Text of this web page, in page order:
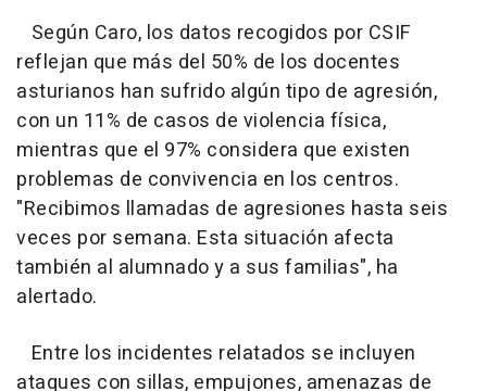
Según Caro, los datos recogidos por CSIF
reflejan que más del 50% de los docentes
asturianos han sufrido algún tipo de agresión,
con un 11% de casos de violencia física,
mientras que el 97% considera que existen
problemas de convivencia en los centros.
"Recibimos llamadas de agresiones hasta seis
veces por semana. Esta situación afecta
también al alumnado y a sus familias", ha
alertado.
Entre los incidentes relatados se incluyen
ataques con sillas, empujones, amenazas de